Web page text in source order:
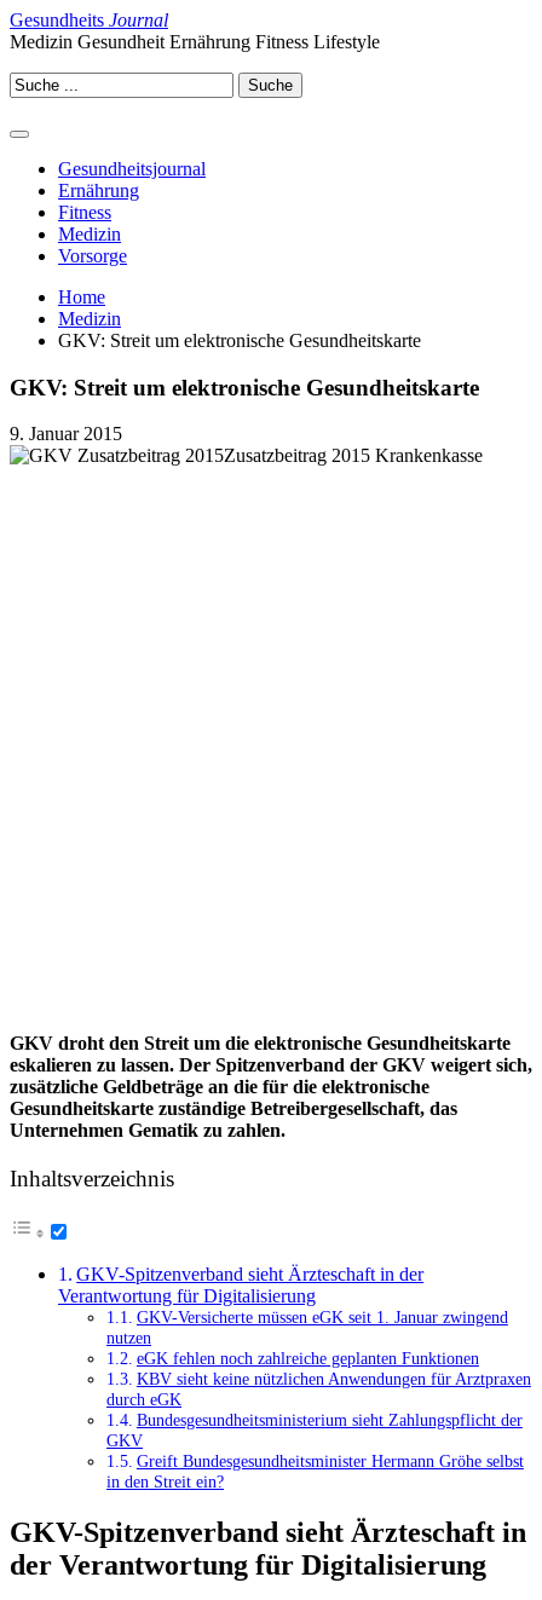
Gesundheits Journal
Medizin Gesundheit Ernährung Fitness Lifestyle
Gesundheitsjournal
Ernährung
Fitness
Medizin
Vorsorge
Home
Medizin
GKV: Streit um elektronische Gesundheitskarte
GKV: Streit um elektronische Gesundheitskarte
9. Januar 2015
Zusatzbeitrag 2015 Krankenkasse
GKV droht den Streit um die elektronische Gesundheitskarte
eskalieren zu lassen. Der Spitzenverband der GKV weigert sich,
zusätzliche Geldbeträge an die für die elektronische
Gesundheitskarte zuständige Betreibergesellschaft, das
Unternehmen Gematik zu zahlen.
Inhaltsverzeichnis
GKV-Spitzenverband sieht Ärzteschaft in der
Verantwortung für Digitalisierung
GKV-Versicherte müssen eGK seit 1. Januar zwingend
nutzen
eGK fehlen noch zahlreiche geplanten Funktionen
KBV sieht keine nützlichen Anwendungen für Arztpraxen
durch eGK
Bundesgesundheitsministerium sieht Zahlungspflicht der
GKV
Greift Bundesgesundheitsminister Hermann Gröhe selbst
in den Streit ein?
GKV-Spitzenverband sieht Ärzteschaft in
der Verantwortung für Digitalisierung